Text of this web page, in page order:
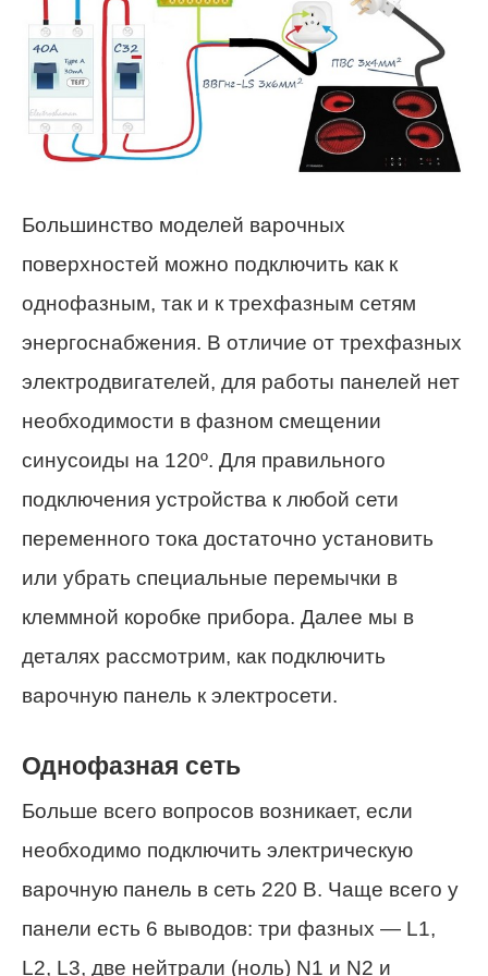
Большинство моделей варочных
поверхностей можно подключить как к
однофазным, так и к трехфазным сетям
энергоснабжения. В отличие от трехфазных
электродвигателей, для работы панелей нет
необходимости в фазном смещении
синусоиды на 120º. Для правильного
подключения устройства к любой сети
переменного тока достаточно установить
или убрать специальные перемычки в
клеммной коробке прибора. Далее мы в
деталях рассмотрим, как подключить
варочную панель к электросети.
Однофазная сеть
Больше всего вопросов возникает, если
необходимо подключить электрическую
варочную панель в сеть 220 В. Чаще всего у
панели есть 6 выводов: три фазных — L1,
L2, L3, две нейтрали (ноль) N1 и N2 и